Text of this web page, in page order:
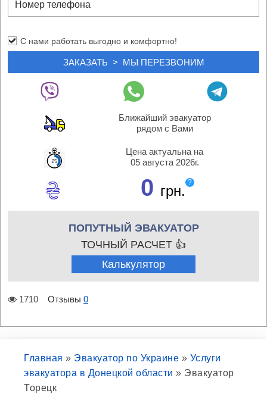
С нами работать выгодно и комфортно!
Ближайший эвакуатор
рядом с Вами
Цена актуальна на
05 августа 2026г.
0 грн.
?
ПОПУТНЫЙ ЭВАКУАТОР
ТОЧНЫЙ РАСЧЕТ 👍
Калькулятор
1710 Отзывы 0
Главная » Эвакуатор по Украине » Услуги
эвакуатора в Донецкой области » Эвакуатор
Торецк